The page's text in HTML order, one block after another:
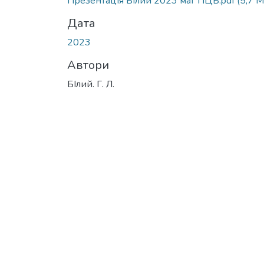
Дата
2023
Автори
БІлий. Г. Л.